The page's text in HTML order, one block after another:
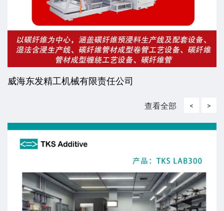
威海东发精工机械有限责任公司
查看全部 < >